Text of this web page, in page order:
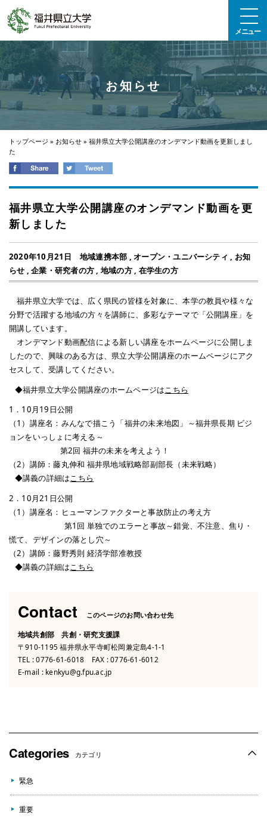
メニュー
お知らせ
トップページ » お知らせ » 福井県立大学公開講座のオンデマンド動画を更新しまし
た
福井県立大学公開講座のオンデマンド動画を更
新しました
2020年10月21日 地域連携本部 ,オープン・ユニバーシティ , お知
らせ ,企業・研究者の方 , 地域の方, 在学生の方
福井県立大学では、広く県民の皆様を対象に、本学の教員や様々な
分野で活躍する地域の方々を講師に、多彩なテーマで「公開講座」を
開講しています。
オンデマンド動画配信による新しい講座をホームページに公開しま
したので、興味のある方は、県立大学公開講座のホームページにアク
セスして、受講してください。
◆福井県立大学公開講座のホームページはこちら
1．10月19日公開
（1）講座名：みんなで描こう「福井の未来地図」～福井県長期 ビジ
ョンをいっしょに考える～
第2回 福井の未来を考えよう！
（2）講師：藤丸伸和 福井県地域戦略部副部長（未来戦略）
◆講義の詳細はこちら
2．10月21日公開
（1）講座名：ヒューマンファクターと事故防止の考え方
第1回 単独でのエラーと事故～錯覚、不注意、焦り・
慌て、デザインの落とし穴～
（2）講師：藤野秀則 経済学部准教授
◆講義の詳細はこちら
Contact このページのお問い合わせ先
地域共創部 共創・研究支援課
〒910-1195 福井県永平寺町松岡兼定島4-1-1
TEL :0776-61-6018 FAX : 0776-61-6012
E-mail : kenkyu@g.fpu.ac.jp
Categories カテゴリ
緊急
重要